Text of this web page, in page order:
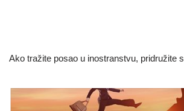
Ako tražite posao u inostranstvu, pridružite